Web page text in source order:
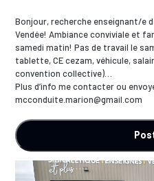
Bonjour, recherche enseignant/e
Vendée! Ambiance conviviale et
samedi matin! Pas de travail le
tablette, CE cezam, véhicule,
convention collective)…
Plus d’info me contacter ou
mcconduite.marion@gmail.com